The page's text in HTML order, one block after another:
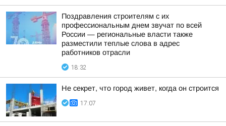
Поздравления строителям с их
профессиональным днем звучат по всей
России — региональные власти также
разместили теплые слова в адрес
работников отрасли
18:32
Не секрет, что город живет, когда он строится
17:07